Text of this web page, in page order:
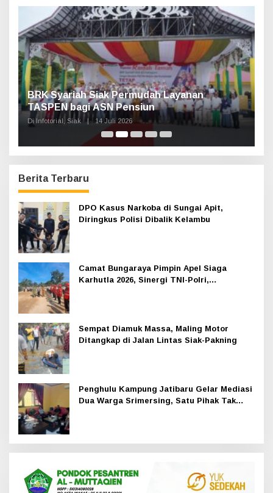
:
Haul Sultan Siak ke-60 Digelar, Bupati Afni
Ajak Masyarakat Lestarikan Sejarah
Kesultanan
Di Infotorial, Siak | 12 Juli 2026
Berita Terbaru
DPO Kasus Narkoba di Sungai Apit,
Diringkus Polisi Dibalik Kelambu
Camat Bungaraya Pimpin Apel Siaga
Karhutla 2026, Sinergi TNI-Polri,
Sempat Diamuk Massa, Maling Motor
Ditangkap di Jalan Lintas Siak-Pakning
Penghulu Kampung Jatibaru Gelar Mediasi
Dua Warga Srimersing, Satu Pihak Tak